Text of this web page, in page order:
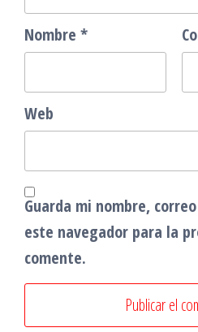
Nombre *
Web
Guarda mi nombre,
este navegador para la
comente.